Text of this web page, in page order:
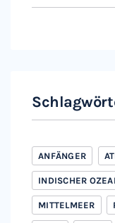
ANFÄNGER
INDISCHER
MITTELMEER